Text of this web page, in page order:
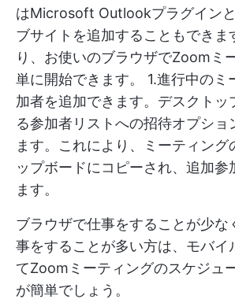
はMicrosoft Outlookプラグイン
ブサイトを追加することもできま
り、お使いのブラウザでZoomミ
単に開始できます。 1.進行中のミ
加者を追加できます。デスクトッ
る参加者リストへの招待オプショ
ます。これにより、ミーティング
ップボードにコピーされ、追加参
ます。
ブラウザで仕事をすることが少な
事をすることが多い方は、モバイ
てZoomミーティングのスケジュ
が簡単でしょう。